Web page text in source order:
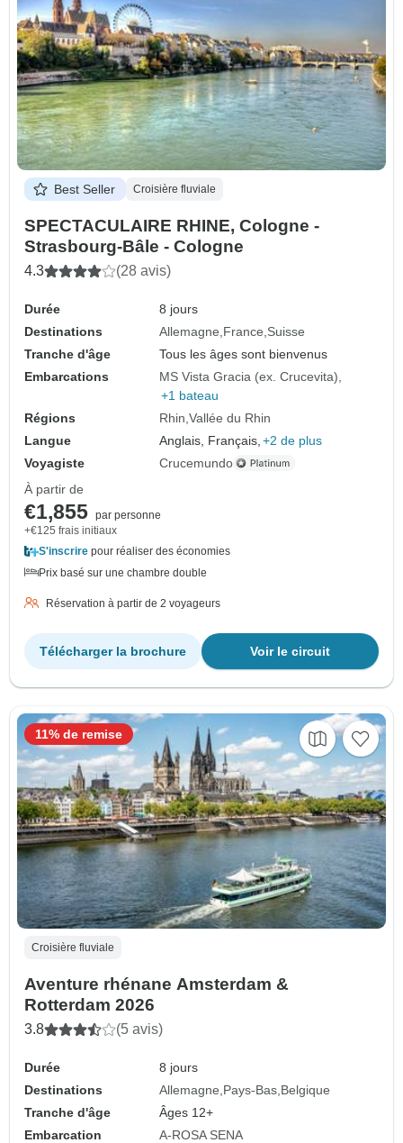
Best Seller Croisière fluviale
SPECTACULAIRE RHINE, Cologne -
Strasbourg-Bâle - Cologne
4.3 (28 avis)
Durée
8 jours
Destinations
Allemagne France Suisse
Tranche d'âge
Tous les âges sont bienvenus
Embarcations
MS Vista Gracia (ex. Crucevita)
+1 bateau
Régions
Rhin Vallée du Rhin
Langue
Anglais, Français, +2 de plus
Voyagiste
Crucemundo
À partir de
€1,855 par personne
+€125 frais initiaux
S'inscrire pour réaliser des économies
Prix basé sur une chambre double
Réservation à partir de 2 voyageurs
Voir le circuit
Télécharger la brochure
Croisière fluviale
Aventure rhénane Amsterdam &
Rotterdam 2026
3.8 (5 avis)
Durée
8 jours
Destinations
Allemagne Pays-Bas Belgique
Tranche d'âge
Âges 12+
Embarcation
A-ROSA SENA
11% de remise